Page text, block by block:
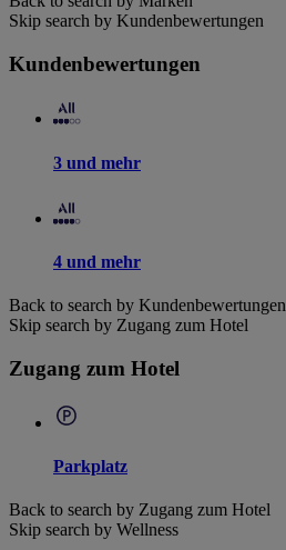
Skip search by Kundenbewertungen
Kundenbewertungen
3 und mehr
4 und mehr
Back to search by Kundenbewertungen
Skip search by Zugang zum Hotel
Zugang zum Hotel
Parkplatz
Back to search by Zugang zum Hotel
Skip search by Wellness